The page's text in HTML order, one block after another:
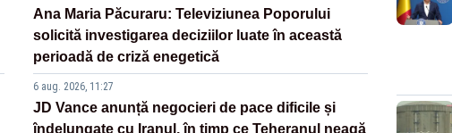
Ana Maria Păcuraru: Televiziunea Poporului
solicită investigarea deciziilor luate în această
perioadă de criză enegetică
6 aug. 2026, 11:27
JD Vance anunță negocieri de pace dificile și
îndelungate cu Iranul, în timp ce Teheranul neagă